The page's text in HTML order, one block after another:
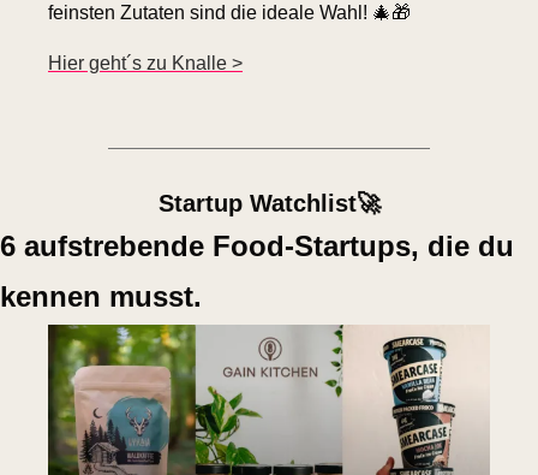
feinsten Zutaten sind die ideale Wahl! 🎄🎁
Hier geht´s zu Knalle >
Startup Watchlist🚀
6 aufstrebende Food-Startups, die du
kennen musst.